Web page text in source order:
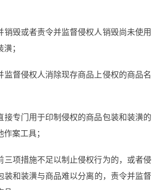
销毁或者责令并监督侵权人销毁尚未使用
；
监督侵权人消除现存商品上侵权的商品名
接专门用于印制侵权的商品包装和装潢的
案工具；
三项措施不足以制止侵权行为的，或者侵
装和装潢与商品难以分离的，责令并监督